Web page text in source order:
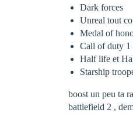
Dark forces
Unreal tout
Medal of
Call of duty 1
Half life et
Starship
boost un peu ta
battlefield 2 ,